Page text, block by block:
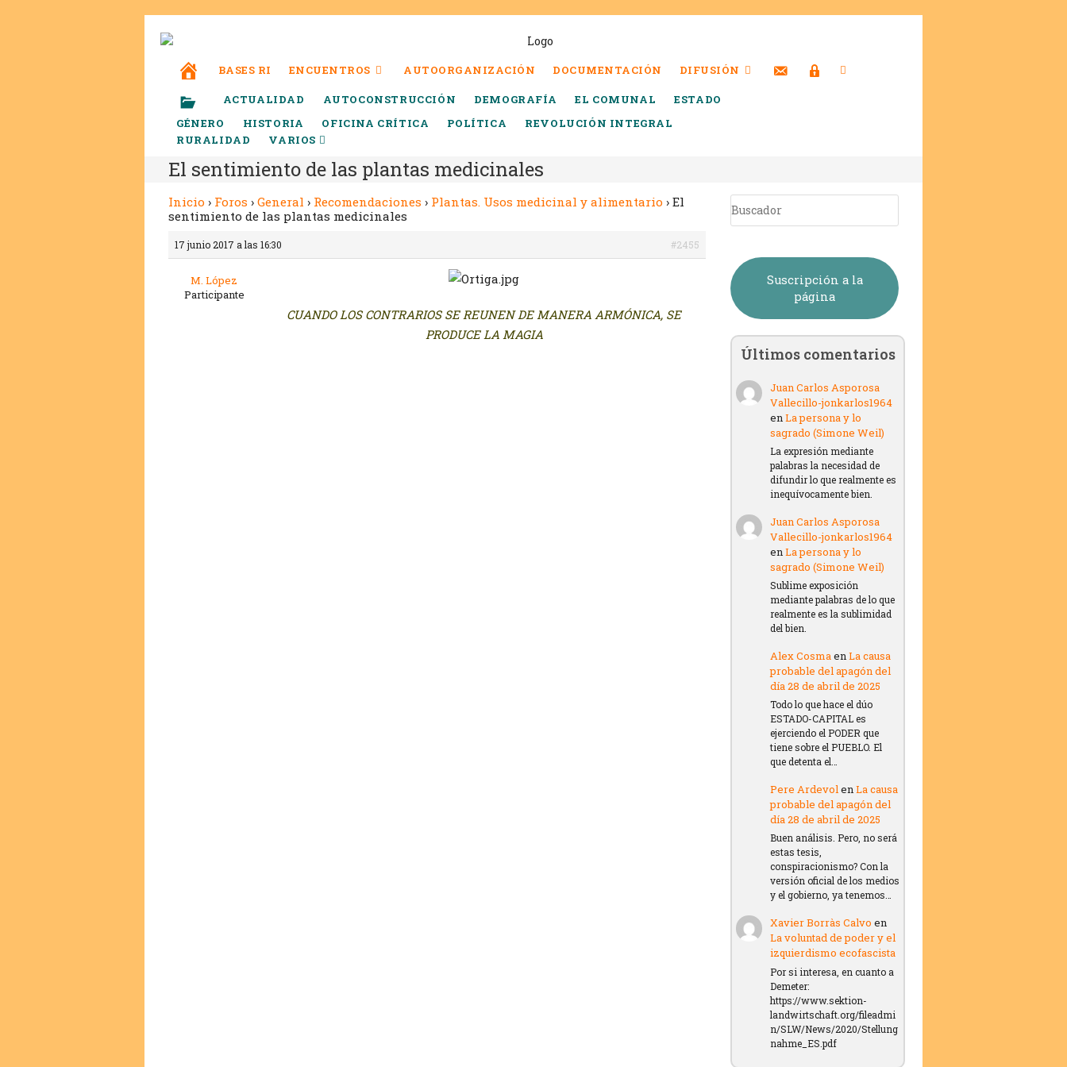
BASES RI ENCUENTROS AUTOORGANIZACIÓN DOCUMENTACIÓN DIFUSIÓN
ACTUALIDAD AUTOCONSTRUCCIÓN DEMOGRAFÍA EL COMUNAL
ESTADO
GÉNERO
HISTORIA OFICINA CRÍTICA POLÍTICA
REVOLUCIÓN INTEGRAL
RURALIDAD
VARIOS
El sentimiento de las plantas medicinales
Inicio › Foros › General › Recomendaciones › Plantas. Usos medicinal y alimentario › El
sentimiento de las plantas medicinales
17 junio 2017 a las 16:30 #2455
M. López
Participante
CUANDO LOS CONTRARIOS SE REUNEN DE MANERA ARMÓNICA, SE
PRODUCE LA MAGIA
Suscripción a la
página
Últimos comentarios
Juan Carlos Asporosa
Vallecillo-jonkarlos1964
enLa persona y lo
sagrado (Simone Weil)
La expresión mediante
palabras la necesidad de
difundir lo que realmente es
inequívocamente bien.
Juan Carlos Asporosa
Vallecillo-jonkarlos1964
enLa persona y lo
sagrado (Simone Weil)
Sublime exposición
mediante palabras de lo que
realmente es la sublimidad
del bien.
Alex CosmaenLa causa
probable del apagón del
día 28 de abril de 2025
Todo lo que hace el dúo
ESTADO-CAPITAL es
ejerciendo el PODER que
tiene sobre el PUEBLO. El
que detenta el…
Pere ArdevolenLa causa
probable del apagón del
día 28 de abril de 2025
Buen análisis. Pero, no será
estas tesis,
conspiracionismo? Con la
versión oficial de los medios
y el gobierno, ya tenemos…
Xavier Borràs Calvo en
La voluntad de poder y el
izquierdismo ecofascista
Por si interesa, en cuanto a
Demeter:
https://www.sektion-
landwirtschaft.org/fileadmi
n/SLW/News/2020/Stellung
nahme_ES.pdf